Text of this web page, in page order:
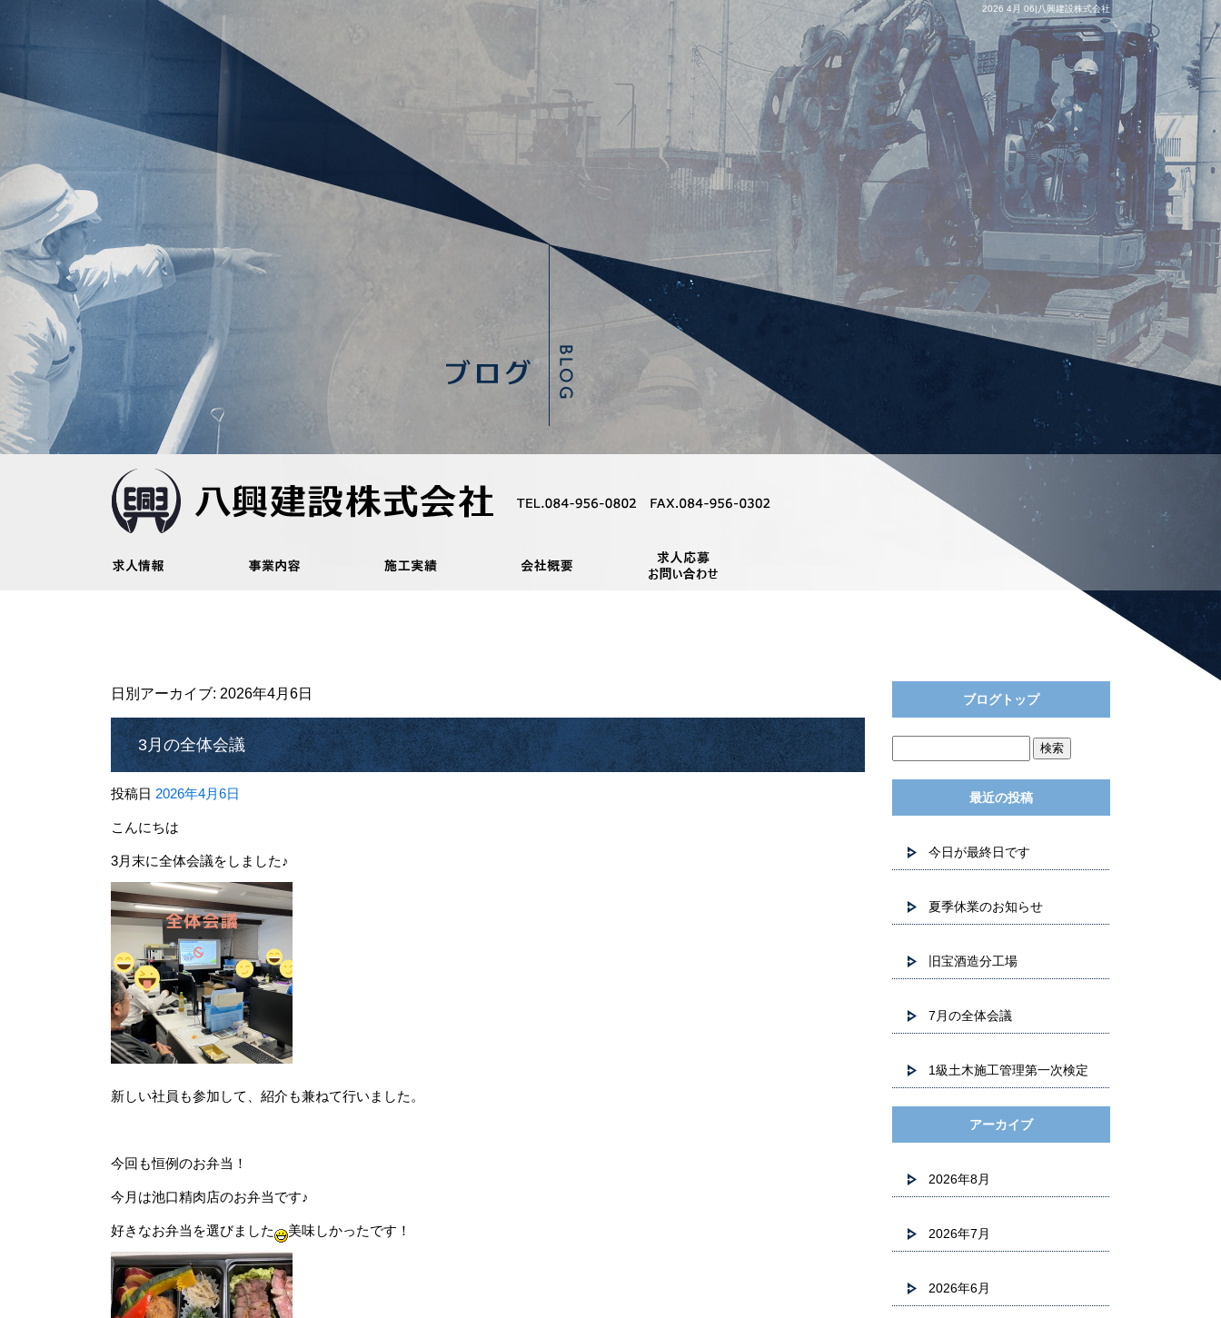
2026 4月 06|八興建設株式会社
日別アーカイブ: 2026年4月6日
3月の全体会議
投稿日 2026年4月6日
こんにちは
3月末に全体会議をしました♪
新しい社員も参加して、紹介も兼ねて行いました。
今回も恒例のお弁当！
今月は池口精肉店のお弁当です♪
好きなお弁当を選びました 美味しかったです！
ブログトップ
最近の投稿
今日が最終日です
夏季休業のお知らせ
旧宝酒造分工場
7月の全体会議
1級土木施工管理第一次検定
アーカイブ
2026年8月
2026年7月
2026年6月